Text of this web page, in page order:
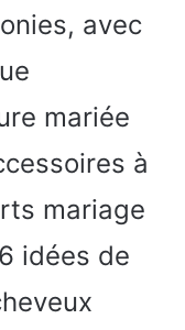
avec
mariée
à
mariage
idées de